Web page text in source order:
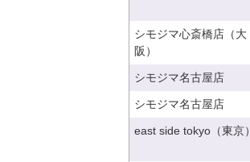
シモジマ心斎橋店（大
阪）
シモジマ名古屋店
シモジマ名古屋店
east side tokyo（東京）